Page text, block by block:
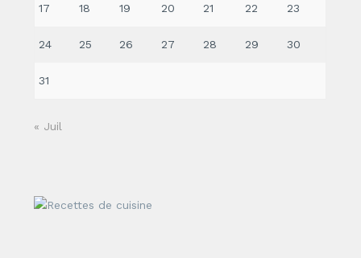
17 18 19 20 21 22 23
24 25 26 27 28 29 30
31
« Juil